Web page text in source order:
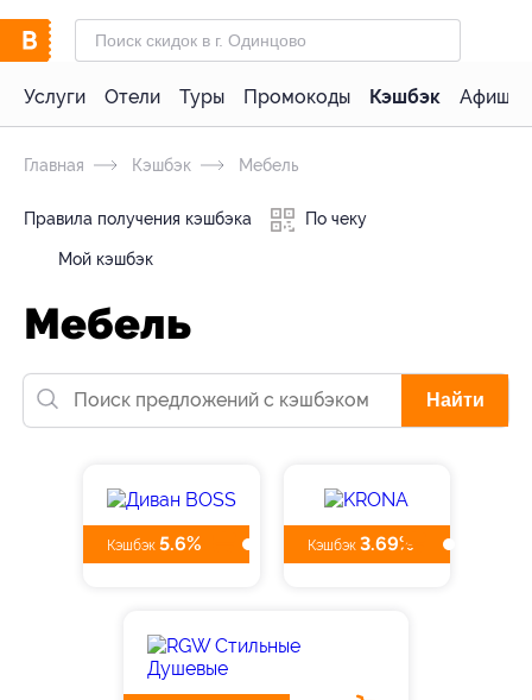
Услуги Отели Туры Промокоды Кэшбэк Афиша
Главная Кэшбэк Мебель
Правила получения кэшбэка По чеку
Мой кэшбэк
Мебель
Найти
Кэшбэк 5.6% Кэшбэк 3.69%